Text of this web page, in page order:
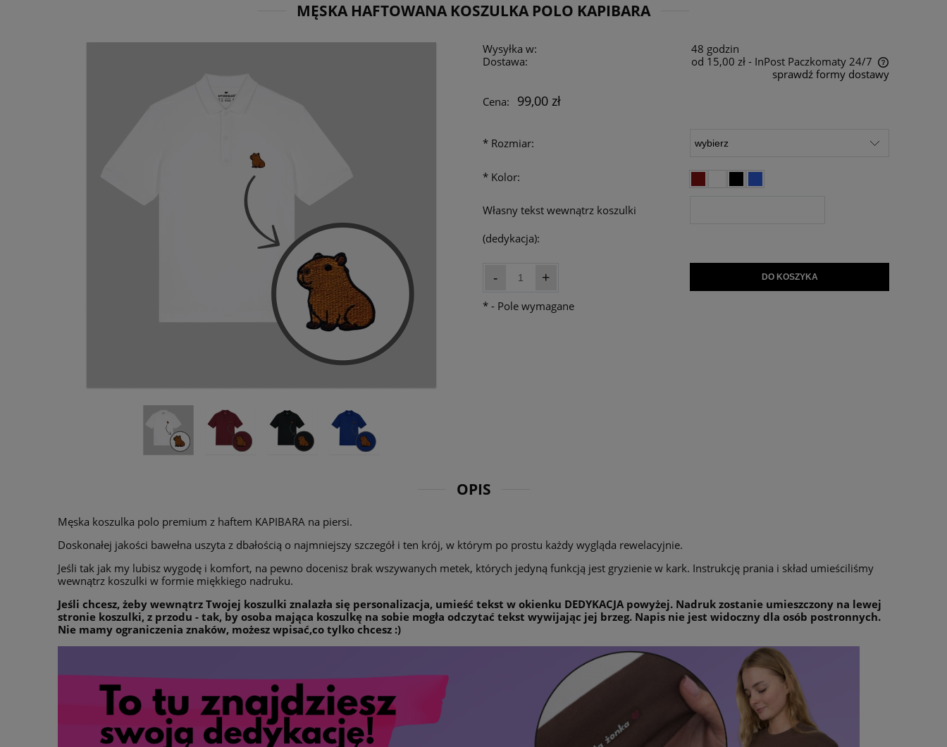
MĘSKA HAFTOWANA KOSZULKA POLO KAPIBARA
Wysyłka w:
48 godzin
Dostawa:
od 15,00 zł - InPost Paczkomaty 24/7
sprawdź formy dostawy
Cena:
99,00 zł
*Rozmiar:
*Kolor:
Własny tekst wewnątrz koszulki
(dedykacja):
- + DO KOSZYKA
*- Pole wymagane
OPIS
Męska koszulka polo premium z haftem KAPIBARA na piersi.
Doskonałej jakości bawełna uszyta z dbałością o najmniejszy szczegół i ten krój, w którym po prostu każdy wygląda rewelacyjnie.
Jeśli tak jak my lubisz wygodę i komfort, na pewno docenisz brak wszywanych metek, których jedyną funkcją jest gryzienie w kark. Instrukcję prania i skład umieściliśmy
wewnątrz koszulki w formie miękkiego nadruku.
Jeśli chcesz, żeby wewnątrz Twojej koszulki znalazła się personalizacja, umieść tekst w okienku DEDYKACJA powyżej. Nadruk zostanie umieszczony na lewej
stronie koszulki, z przodu - tak, by osoba mająca koszulkę na sobie mogła odczytać tekst wywijając jej brzeg. Napis nie jest widoczny dla osób postronnych.
Nie mamy ograniczenia znaków, możesz wpisać,co tylko chcesz :)